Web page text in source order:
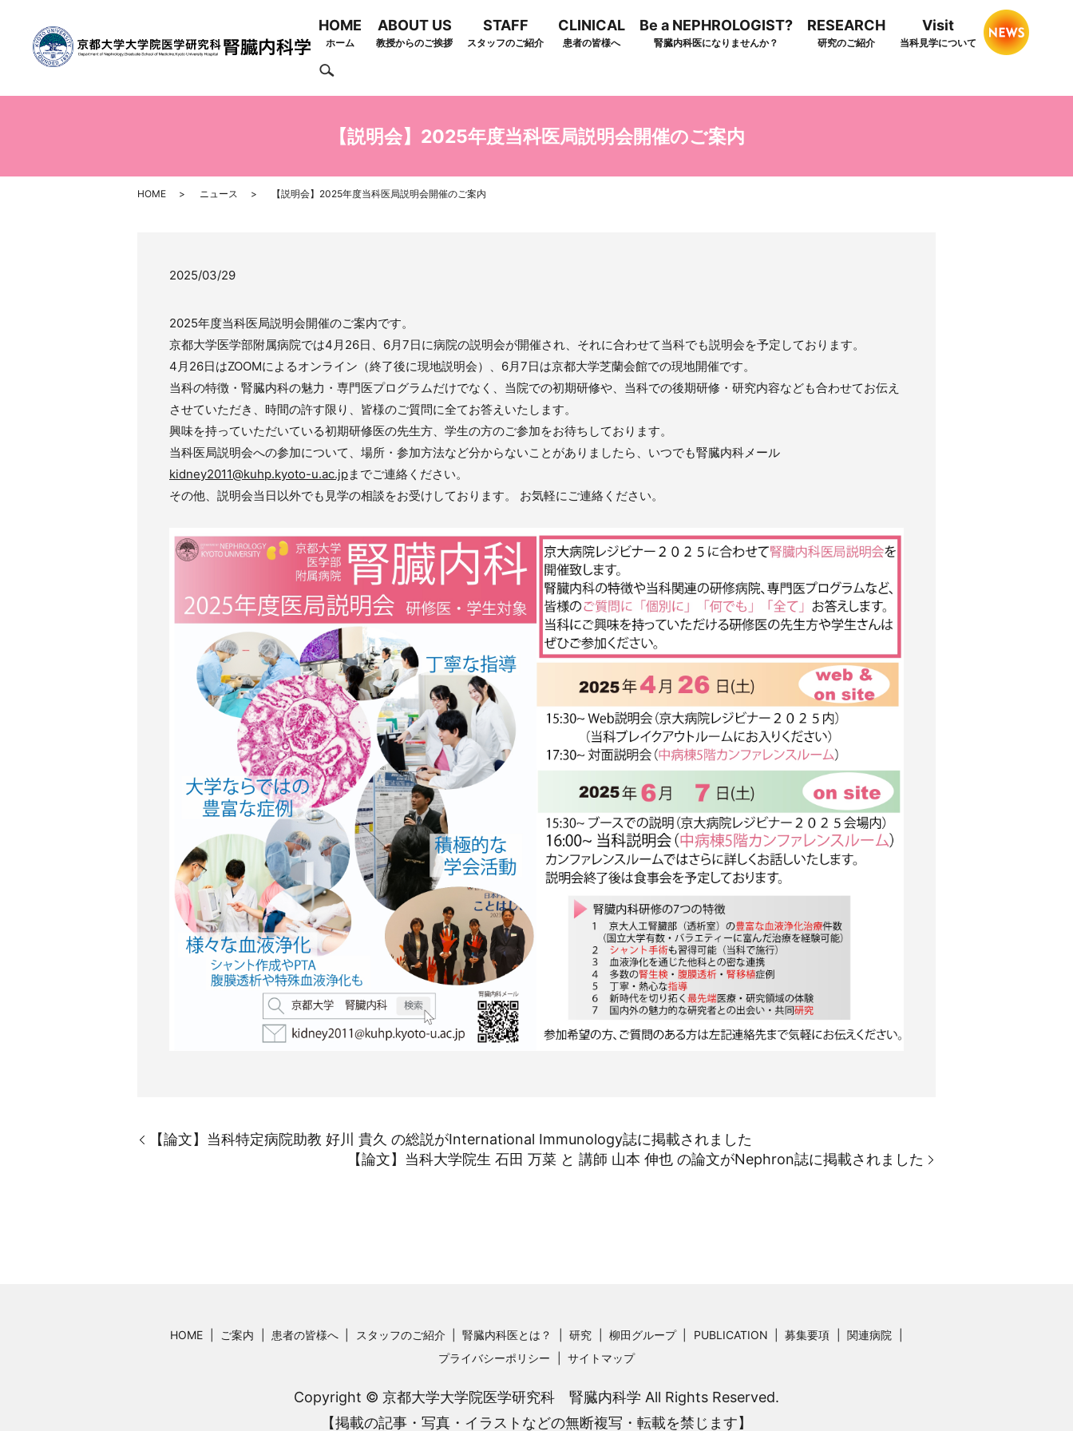
HOME
ホーム
ABOUT US
教授からのご挨拶
STAFF
スタッフのご紹介
CLINICAL
患者の皆様へ
Be a NEPHROLOGIST?
腎臓内科医になりませんか？
RESEARCH
研究のご紹介
Visit
当科見学について
【説明会】2025年度当科医局説明会開催のご案内
HOME ニュース 【説明会】2025年度当科医局説明会開催のご案内
2025/03/29
2025年度当科医局説明会開催のご案内です。
京都大学医学部附属病院では4月26日、6月7日に病院の説明会が開催され、それに合わせて当科でも説明会を予定しております。
4月26日はZOOMによるオンライン（終了後に現地説明会）、6月7日は京都大学芝蘭会館での現地開催です。
当科の特徴・腎臓内科の魅力・専門医プログラムだけでなく、当院での初期研修や、当科での後期研修・研究内容なども合わせてお伝え
させていただき、時間の許す限り、皆様のご質問に全てお答えいたします。
興味を持っていただいている初期研修医の先生方、学生の方のご参加をお待ちしております。
当科医局説明会への参加について、場所・参加方法など分からないことがありましたら、いつでも腎臓内科メール
kidney2011@kuhp.kyoto-u.ac.jpまでご連絡ください。
その他、説明会当日以外でも見学の相談をお受けしております。 お気軽にご連絡ください。
【論文】当科特定病院助教 好川 貴久 の総説がInternational Immunology誌に掲載されました
【論文】当科大学院生 石田 万菜 と 講師 山本 伸也 の論文がNephron誌に掲載されました
HOME ご案内 患者の皆様へ スタッフのご紹介 腎臓内科医とは？ 研究 柳田グループ PUBLICATION 募集要項
関連病院
プライバシーポリシー
サイトマップ
Copyright © 京都大学大学院医学研究科 腎臓内科学 All Rights Reserved.
【掲載の記事・写真・イラストなどの無断複写・転載を禁じます】